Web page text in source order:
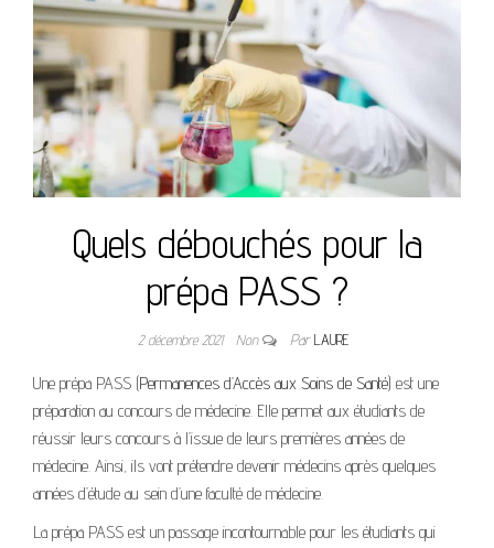
Quels débouchés pour la
prépa PASS ?
2 décembre 2021 Non ParLAURE
Une prépa PASS (Permanences d’Accès aux Soins de Santé) est une
préparation au concours de médecine. Elle permet aux étudiants de
réussir leurs concours à l’issue de leurs premières années de
médecine. Ainsi, ils vont prétendre devenir médecins après quelques
années d’étude au sein d’une faculté de médecine.
La prépa PASS est un passage incontournable pour les étudiants qui